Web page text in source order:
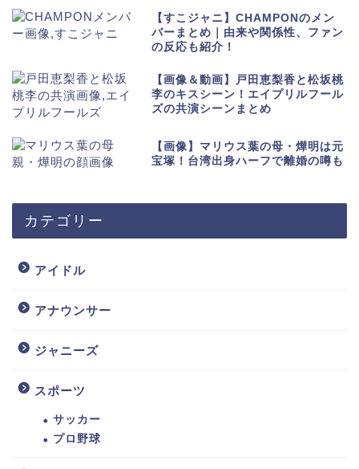
【すこジャニ】CHAMPONのメン
バーまとめ｜由来や関係性、ファン
の反応も紹介！
【画像＆動画】戸田恵梨香と松坂桃
李のキスシーン！エイプリルフール
ズの共演シーンまとめ
【画像】マリウス葉の母・燁明は元
宝塚！台湾出身ハーフで離婚の噂も
カテゴリー
アイドル
アナウンサー
ジャニーズ
スポーツ
サッカー
プロ野球